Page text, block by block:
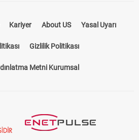
Kariyer About US Yasal Uyarı
Gizlilik Politikası
Metni Kurumsal